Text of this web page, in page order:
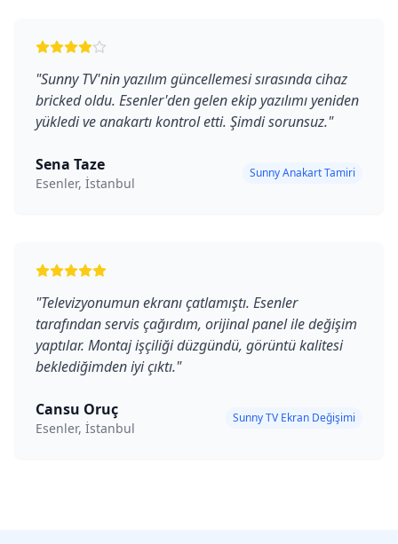
"Sunny TV'nin yazılım güncellemesi sırasında cihaz
bricked oldu. Esenler'den gelen ekip yazılımı yeniden
yükledi ve anakartı kontrol etti. Şimdi sorunsuz."
Sena Taze
Esenler, İstanbul
Sunny Anakart Tamiri
"Televizyonumun ekranı çatlamıştı. Esenler
tarafından servis çağırdım, orijinal panel ile değişim
yaptılar. Montaj işçiliği düzgündü, görüntü kalitesi
beklediğimden iyi çıktı."
Cansu Oruç
Esenler, İstanbul
Sunny TV Ekran Değişimi